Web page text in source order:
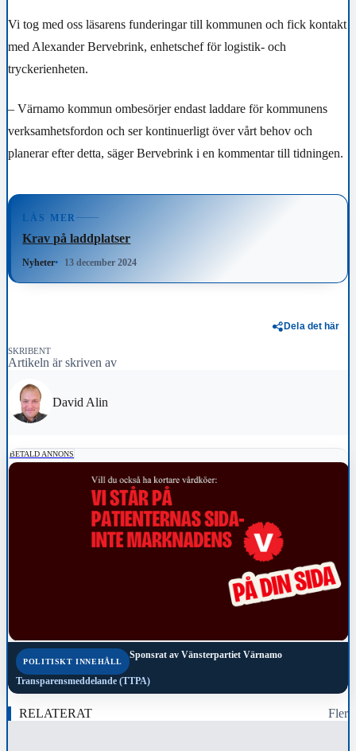
Vi tog med oss läsarens funderingar till kommunen och fick kontakt
med Alexander Bervebrink, enhetschef för logistik- och
tryckerienheten.
– Värnamo kommun ombesörjer endast laddare för kommunens
verksamhetsfordon och ser kontinuerligt över vårt behov och
planerar efter detta, säger Bervebrink i en kommentar till tidningen.
LÄS MER
Krav på laddplatser
Nyheter 13 december 2024
Dela det här
SKRIBENT
Artikeln är skriven av
David Alin
BETALD ANNONS
POLITISKT INNEHÅLL
Sponsrat av Vänsterpartiet Värnamo
Transparensmeddelande (TTPA)
RELATERAT Fler